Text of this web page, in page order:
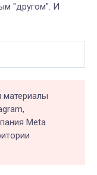
"другом". И
материалы
Meta